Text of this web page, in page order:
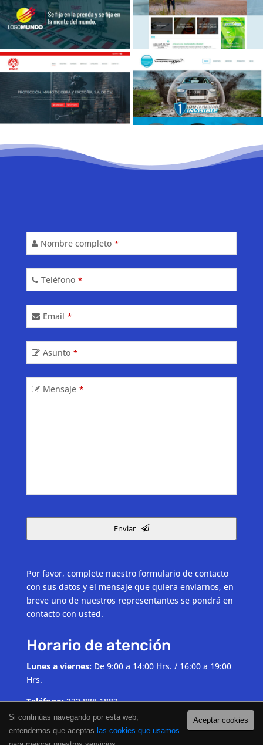
Nombre completo *
Teléfono *
Email *
Asunto *
Mensaje *
Enviar
Por favor, complete nuestro formulario de contacto
con sus datos y el mensaje que quiera enviarnos, en
breve uno de nuestros representantes se pondrá en
contacto con usted.
Horario de atención
Lunes a viernes: De 9:00 a 14:00 Hrs. / 16:00 a 19:00
Hrs.
Teléfono: 222 888 1882
Email: contacto@nubeonline.mx Aceptar cookies
Si continúas navegando por esta web,
entendemos que aceptas las cookies que usamos